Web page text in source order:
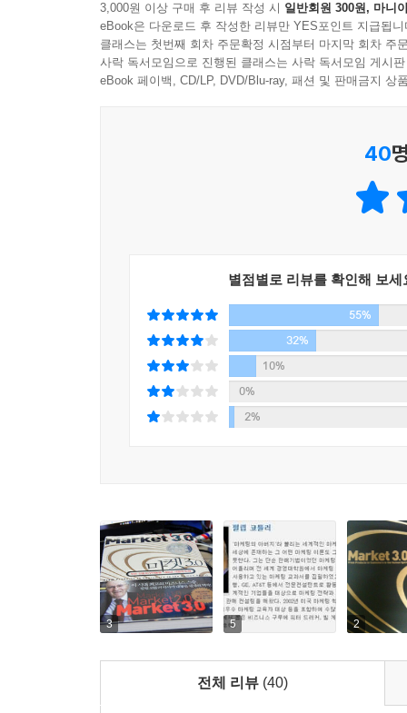
지금 우리가 어디에 서 있으며, 어디로 가고 있는
《제3의 물결》 이후로 가장 강력한 책!
금세기 최고의 혜안이자 역작으로 꼽힐 이 책, 《
과연 이 시대의 가장 존경 받는 ‘경영구루’다운 혜
실로 오랜만에 만나는 명저다. 독자들의 일독을 권
최재원(SK 부회장)
3,000원 이상 구매 후 리뷰 작성 시 일반회원 300원, 마니
eBook은 다운로드 후 작성한 리뷰만 YES포인트 지급됩니
클래스는 첫번째 회차 주문확정 시점부터 마지막 회차 주
사락 독서모임으로 진행된 클래스는 사락 독서모임 게시
eBook 페이백, CD/LP, DVD/Blu-ray, 패션 및 판매금지 상
40
별점별로 리뷰를 확인해 보세
55%
32%
10%
0%
2%
3 5 2
전체 리뷰 (40)